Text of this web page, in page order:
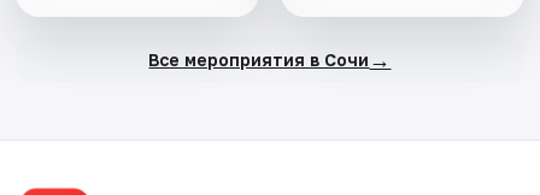
Все мероприятия в Сочи →